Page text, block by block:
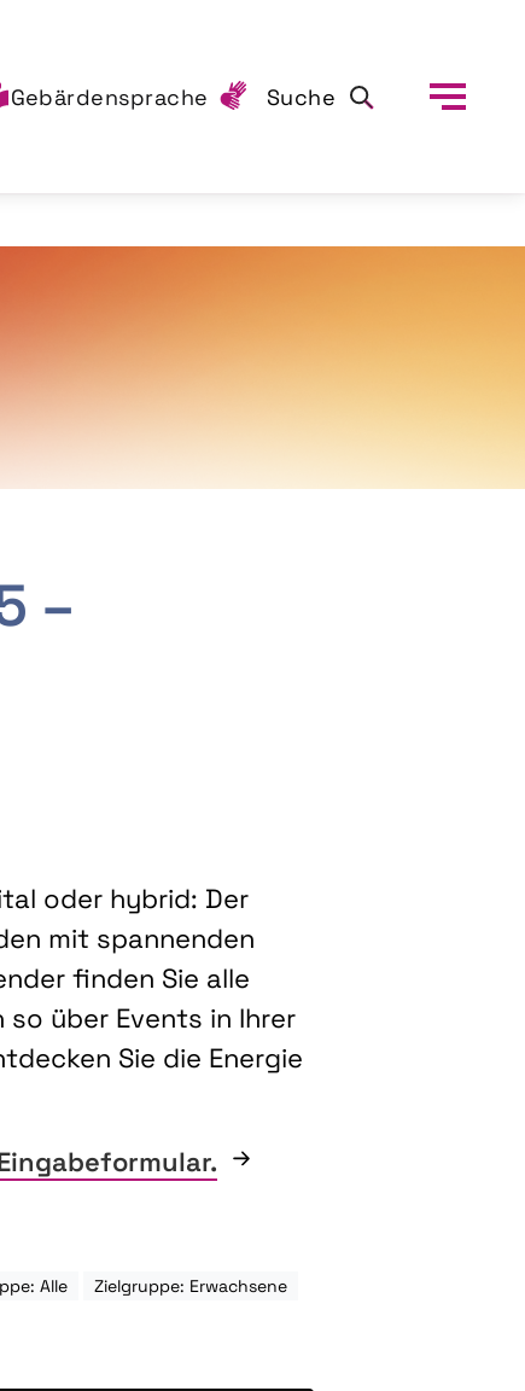
Gebärdensprache Suche
–
oder hybrid: Der
mit spannenden
finden Sie alle
so über Events in Ihrer
Sie die Energie
Alle
Zielgruppe: Erwachsene